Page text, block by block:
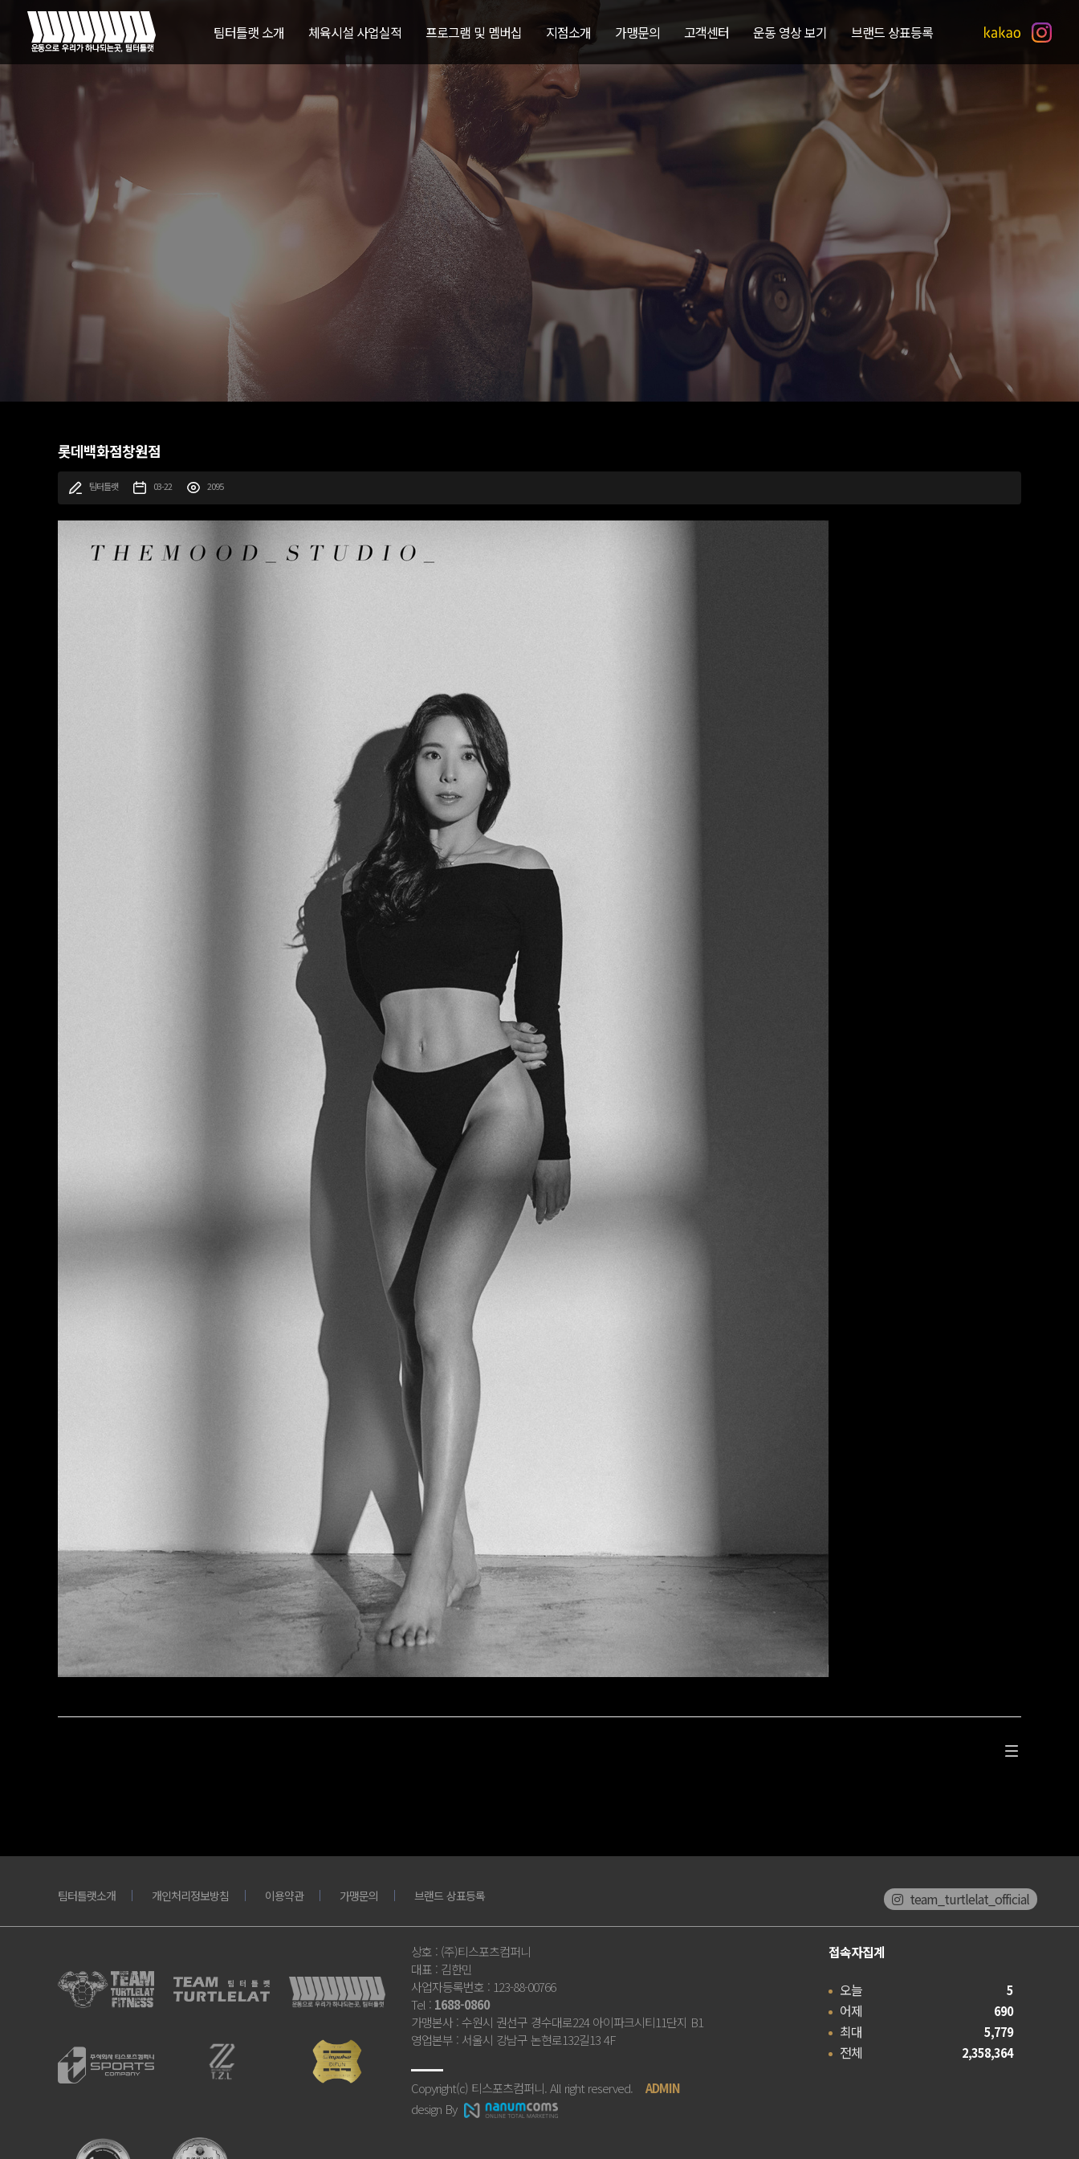
팀터틀랫 소개 체육시설 사업실적 프로그램 및 멤버십 지점소개 가맹문의 고객센터 운동 영상 보기 브랜드 상표등록
롯데백화점창원점
팀터틀랫 03-22 2095
팀터틀랫소개 개인처리정보방침 이용약관 가맹문의 브랜드 상표등록 team_turtlelat_official
상호 : (주)티스포츠컴퍼니
대표 : 김한민
사업자등록번호 : 123-88-00766
Tel : 1688-0860
가맹본사: 수원시 권선구 경수대로224 아이파크시티11단지 B1
영업본부 : 서울시 강남구 논현로132길13 4F
Copyright(c) 티스포츠컴퍼니. All right reserved. ADMIN
design By
접속자집계
오늘
5
어제 690
최대 5,779
전체 2,358,364